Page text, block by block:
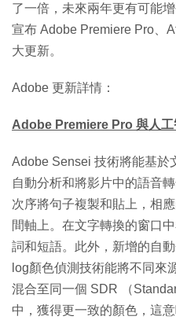
了一倍，未來兩年更有可能
宣布 Adobe Premiere Pro、
大更新。
Adobe 更新詳情：
Adobe Premiere Pro 與人工
Adobe Sensei 技術將能基於
自動分析和將影片中的語音
次序將句子複製和貼上，相
間軸上。在文字轉換的窗口
詞和短語。此外，新增的自
log顏色偵測技術能將不同來
混合至同一個 SDR （
中，獲得更一致的顏色，這